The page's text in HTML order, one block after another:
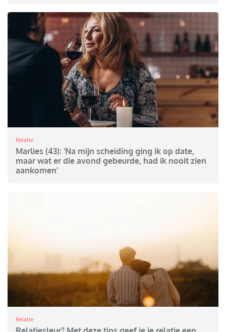
Relatie
Marlies (43): 'Na mijn scheiding ging ik op date,
maar wat er die avond gebeurde, had ik nooit zien
aankomen'
Relatie